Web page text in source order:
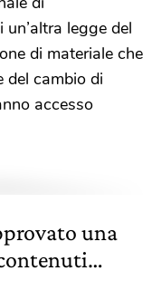
legge del
di materiale che
del cambio di
accesso
una